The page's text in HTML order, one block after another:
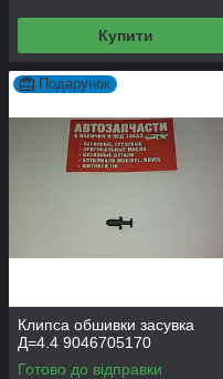
Купити
Подарунок
Клипса обшивки засувка
Д=4.4 9046705170
Готово до відправки